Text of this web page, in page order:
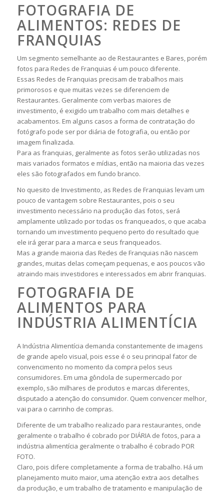
FOTOGRAFIA DE
ALIMENTOS: REDES DE
FRANQUIAS
Um segmento semelhante ao de Restaurantes e Bares, porém
fotos para Redes de Franquias é um pouco diferente.
Essas Redes de Franquias precisam de trabalhos mais
primorosos e que muitas vezes se diferenciem de
Restaurantes. Geralmente com verbas maiores de
investimento, é exigido um trabalho com mais detalhes e
acabamentos. Em alguns casos a forma de contratação do
fotógrafo pode ser por diária de fotografia, ou então por
imagem finalizada.
Para as franquias, geralmente as fotos serão utilizadas nos
mais variados formatos e mídias, então na maioria das vezes
eles são fotografados em fundo branco.
No quesito de Investimento, as Redes de Franquias levam um
pouco de vantagem sobre Restaurantes, pois o seu
investimento necessário na produção das fotos, será
amplamente utilizado por todas os franqueados, o que acaba
tornando um investimento pequeno perto do resultado que
ele irá gerar para a marca e seus franqueados.
Mas a grande maioria das Redes de Franquias não nascem
grandes, muitas delas começam pequenas, e aos poucos vão
atraindo mais investidores e interessados em abrir franquias.
FOTOGRAFIA DE
ALIMENTOS PARA
INDÚSTRIA ALIMENTÍCIA
A Indústria Alimentícia demanda constantemente de imagens
de grande apelo visual, pois esse é o seu principal fator de
convencimento no momento da compra pelos seus
consumidores. Em uma gôndola de supermercado por
exemplo, são milhares de produtos e marcas diferentes,
disputado a atenção do consumidor. Quem convencer melhor,
vai para o carrinho de compras.
Diferente de um trabalho realizado para restaurantes, onde
geralmente o trabalho é cobrado por DIÁRIA de fotos, para a
indústria alimentícia geralmente o trabalho é cobrado POR
FOTO.
Claro, pois difere completamente a forma de trabalho. Há um
planejamento muito maior, uma atenção extra aos detalhes
da produção, e um trabalho de tratamento e manipulação de